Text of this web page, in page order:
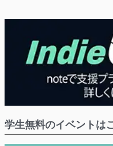
学生無料のイベントは